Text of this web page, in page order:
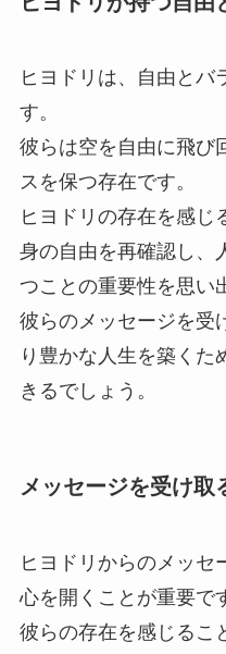
ヒヨドリは、自由とバ
す。
彼らは空を自由に飛び
スを保つ存在です。
ヒヨドリの存在を感じ
身の自由を再確認し、
つことの重要性を思い
彼らのメッセージを受
り豊かな人生を築くた
きるでしょう。
メッセージを受け取
ヒヨドリからのメッセ
心を開くことが重要で
彼らの存在を感じるこ